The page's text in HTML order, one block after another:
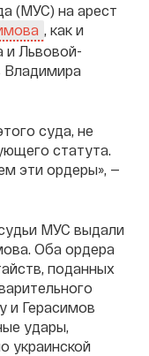
(МУС) на арест
, как и
и Львовой-
Владимира
суда, не
статута.
эти ордеры», —
МУС выдали
Оба ордера
поданных
и Герасимов
удары,
украинской